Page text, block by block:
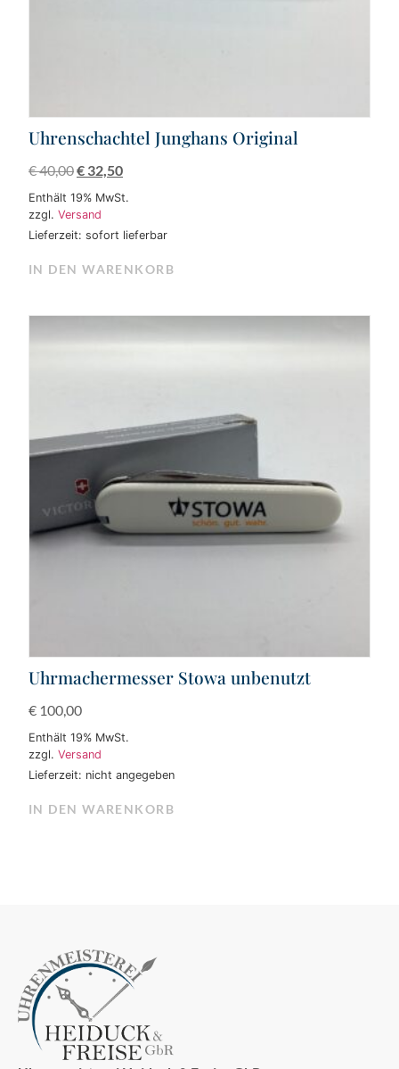
Uhrenschachtel Junghans Original
€40,00€ 32,50
Enthält 19% MwSt.
zzgl. Versand
Lieferzeit: sofort lieferbar
IN DEN WARENKORB
Uhrmachermesser Stowa unbenutzt
€ 100,00
Enthält 19% MwSt.
zzgl. Versand
Lieferzeit: nicht angegeben
IN DEN WARENKORB